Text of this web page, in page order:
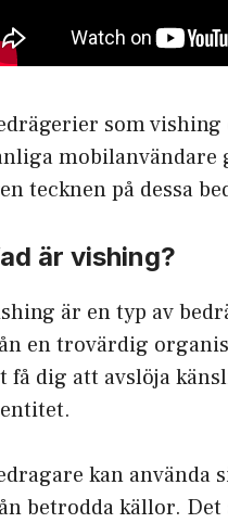
som
mobilanvändare
tecknen på dessa
är vishing?
är en typ av
en trovärdig
få dig att avslöja
kan
betrodda källor.